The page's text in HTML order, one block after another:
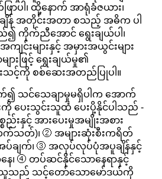
ြာပါ၊ ထို့နောက် အာရုံခံဇယား၊
ချိန် အတိုင်းအတာ စသည့် အဓိက ပါ
၍ ကိုက်ညီအောင် ရွေးချယ်ပါ၊
င်းများနှင့် အမှားအယွင်းများ
ျားဖြင့် ရွေးချယ်မှု၏
သင့်ကို စစ်ဆေးအတည်ပြုပါ။
၍ သင်သေချာမှုမရှိပါက အောက်
ပေးသွင်းသူထံ ပေးပို့နိုင်ပါသည် -
းနှင့် အားပေးမှုအမျိုးအစား
တ်)၊ ② အများဆုံးစီးကရိတ်
ချက်၊ ③ အလုပ်လုပ်ပုံအပူချိန်နှင့်
ေ၊ ④ တပ်ဆင်နိုင်သောနေရာနှင့်
သူသည် သင့်တော်သောမော်ဒယ်ကို